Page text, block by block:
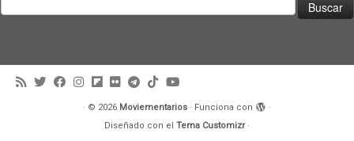
· © 2026 Moviementarios · Funciona con
·
Diseñado con el Tema Customizr·